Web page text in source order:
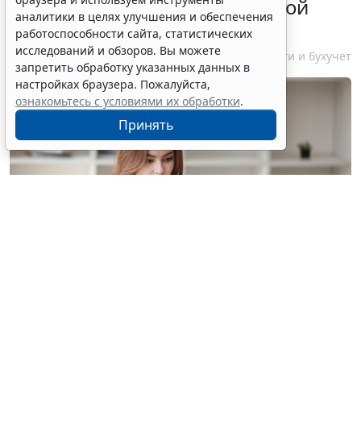
бизнесу о порядке упрощенной
ликвидации компании
7 августа 2026 18:16 Налоги и бухучет
аналитики в целях улучшения и обеспечения
работоспособности сайта, статистических
исследований и обзоров. Вы можете
запретить обработку указанных данных в
настройках браузера. Пожалуйста,
ознакомьтесь с условиями их обработки.
Принять